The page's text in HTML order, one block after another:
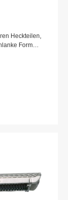
Heckteilen,
Form